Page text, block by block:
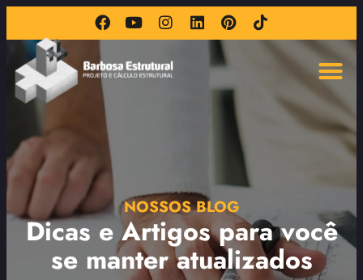
NOSSOS BLOG
Dicas e Artigos para você
se manter atualizados